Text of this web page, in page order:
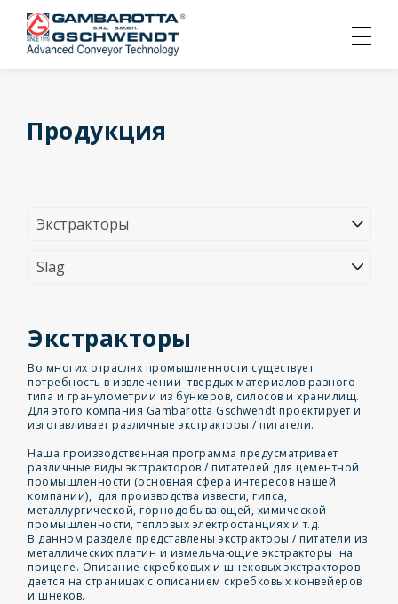
Продукция
Экстракторы
Во многих отраслях промышленности существует
потребность в извлечении твердых материалов разного
типа и гранулометрии из бункеров, силосов и хранилищ.
Для этого компания Gambarotta Gschwendt проектирует и
изготавливает различные экстракторы / питатели.
Наша производственная программа предусматривает
различные виды экстракторов / питателей для цементной
промышленности (основная сфера интересов нашей
компании), для производства извести, гипса,
металлургической, горнодобывающей, химической
промышленности, тепловых электростанциях и т.д.
В данном разделе представлены экстракторы / питатели из
металлических платин и измельчающие экстракторы на
прицепе. Описание скребковых и шнековых экстракторов
дается на страницах с описанием скребковых конвейеров
и шнеков.